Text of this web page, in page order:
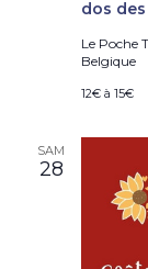
dos
Le Poche
Belgique
12€ à 15€
SAM
28